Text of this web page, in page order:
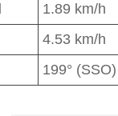
1.89 km/h
4.53 km/h
199° (SSO)